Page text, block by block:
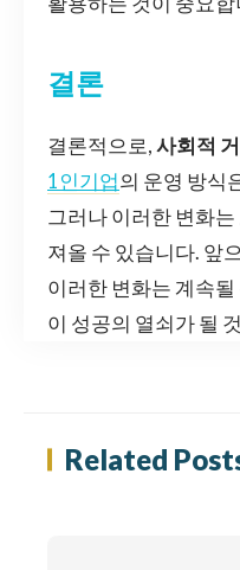
결론
결론적으로,사회적
1인기업의 운영 방식
그러나 이러한 변화
져올 수 있습니다. 앞
이러한 변화는 계속
이 성공의 열쇠가 될
Related